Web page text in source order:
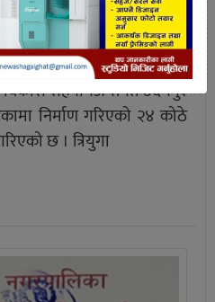
३ वटा योजना, १
निर्माणको चरणमा
सहयोगअन्तर्गत उदयपुर
निर्माण गरिएको २४ कोठे
छ । त्रियुगा